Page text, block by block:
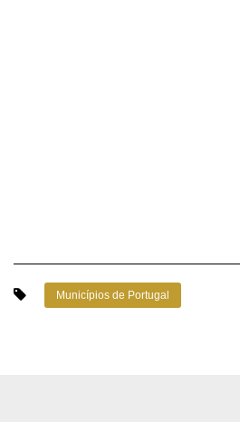
Municípios de Portugal